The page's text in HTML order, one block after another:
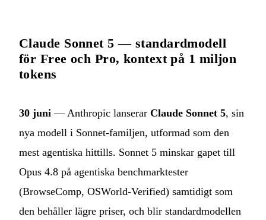
Claude Sonnet 5 — standardmodell
för Free och Pro, kontext på 1 miljon
tokens
30 juni — Anthropic lanserar Claude Sonnet 5, sin
nya modell i Sonnet-familjen, utformad som den
mest agentiska hittills. Sonnet 5 minskar gapet till
Opus 4.8 på agentiska benchmarktester
(BrowseComp, OSWorld-Verified) samtidigt som
den behåller lägre priser, och blir standardmodellen